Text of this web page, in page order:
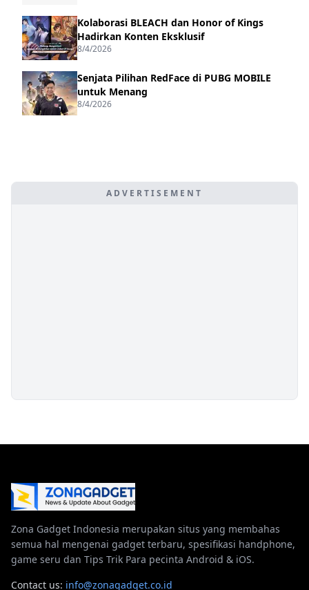
Kolaborasi BLEACH dan Honor of Kings
Hadirkan Konten Eksklusif
8/4/2026
Senjata Pilihan RedFace di PUBG MOBILE
untuk Menang
8/4/2026
ADVERTISEMENT
Zona Gadget Indonesia merupakan situs yang membahas
semua hal mengenai gadget terbaru, spesifikasi handphone,
game seru dan Tips Trik Para pecinta Android & iOS.
Contact us: info@zonagadget.co.id